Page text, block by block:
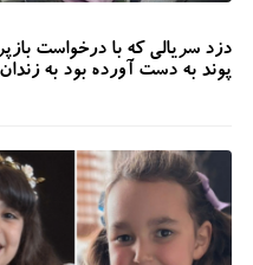
پوند به دست آورده بود به زندان